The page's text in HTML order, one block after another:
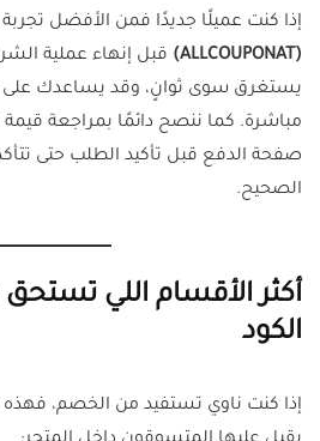
إذا كنت عميلًا جديدًا فمن الأفضل تجربة
(ALLCOUPONAT)
قبل إنهاء عملية
يستغرق سوى ثوانٍ، وقد يساعدك على
مباشرة. كما ننصح دائمًا بمراجعة
صفحة الدفع قبل تأكيد الطلب حتى
الصحيح.
أكثر الأقسام اللي
الكود
إذا كنت ناوي تستفيد من الخصم، فهذه